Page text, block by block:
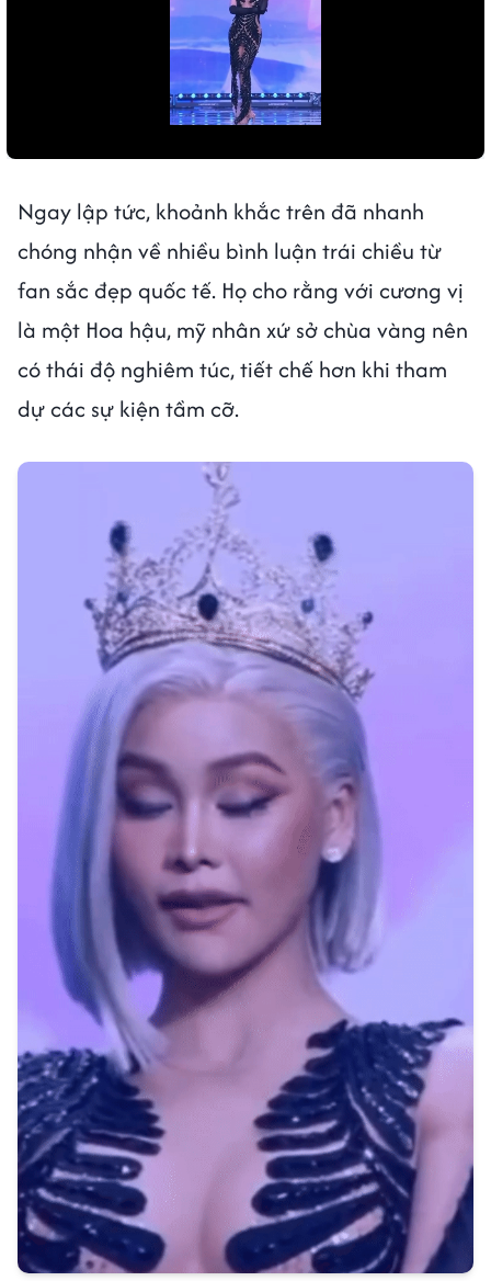
Ngay lập tức, khoảnh khắc trên đã nhanh
chóng nhận về nhiều bình luận trái chiều từ
fan sắc đẹp quốc tế. Họ cho rằng với cương vị
là một Hoa hậu, mỹ nhân xứ sở chùa vàng nên
có thái độ nghiêm túc, tiết chế hơn khi tham
dự các sự kiện tầm cỡ.